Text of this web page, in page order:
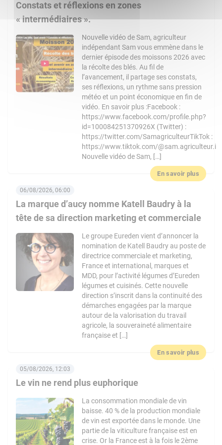
Constats et réflexions en zones
« intermédiaires ».
Nouvelle vidéo de Sam, agriculteur
indépendant Sam vous emmène dans le
dernier épisode des moissons 2026 avec
la récolte des blés. Au fil de
l’avancement, il partage ses constats,
ses réflexions, un rythme sans pression
météo et un point économique en fin de
vidéo. En savoir plus :Facebook :
https://www.facebook.com/profile.php?
id=100084251370926X (Twitter) :
https://twitter.com/SamagriculteurTikTok :
https://www.tiktok.com/@sam.agriculteur.i
Nouvelle vidéo de Sam, […]
En savoir plus
La marque d’aucy nomme Katell Baudry à la
tête de sa direction marketing et commerciale
06/08/2026, 06:00
Le groupe Eureden vient d’annoncer la
nomination de Katell Baudry au poste de
directrice commerciale et marketing,
France et international, marques et
MDD, pour l’activité légumes d’Eureden
légumes et cuisinés. Cette nouvelle
direction s’inscrit dans la continuité des
démarches engagées par la marque
autour de la valorisation du travail
agricole, la souveraineté alimentaire
française et […]
En savoir plus
Le vin ne rend plus euphorique
05/08/2026, 12:03
La consommation mondiale de vin
baisse. 40 % de la production mondiale
de vin est exportée dans le monde. Une
partie de la viticulture française est en
crise. Or la France est à la fois le 2ème